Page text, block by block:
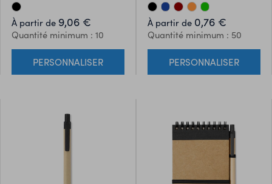
À partir de 9,06 €
Quantité minimum : 10
PERSONNALISER
À partir de 0,76 €
Quantité minimum : 50
PERSONNALISER